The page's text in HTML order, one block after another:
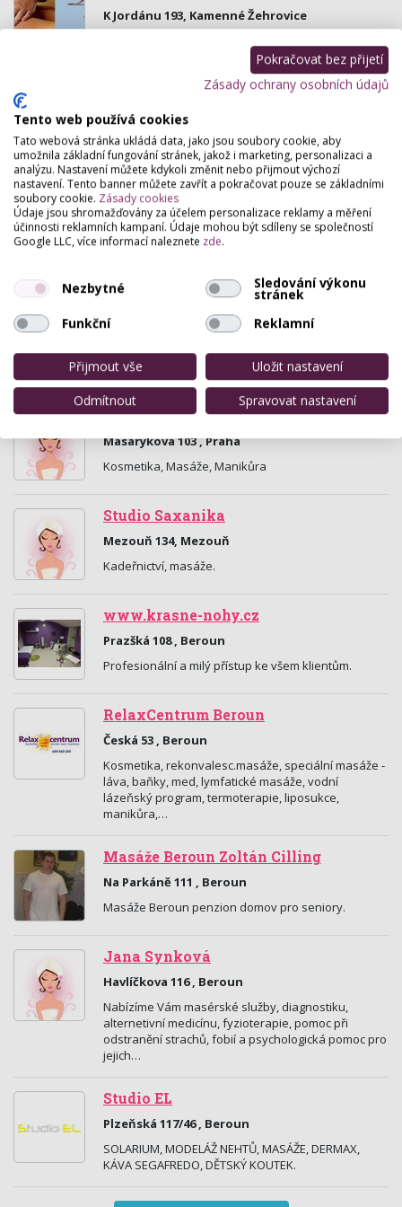
K Jordánu 193, Kamenné Žehrovice
čínské medicíny - TČM. Též masážní procedury:
relaxační, regenerační, detoxikační a jiné se dozvíte
Studio Styll Tuchlovice
Karlovarská 32 , Tuchlovice
KOSMETIKA - LÍČENÍ - SHELLAC -DEPILACE - OŠETŘENÍ
GALVANICKOU ŽEHLIČKOU-MASÁŽE - BYLINKY -
TVAROVÁNÍ POSTAVY - PRODEJ KOSMETIKY-
PEDIKURA - MOKRÁ …
Glam L studio Lucie Trnková
Havlíčkovo Náměstí 948, Praha
Studio krásy a zdraví nabízí: kadeřnictví,
kosmetika, esteticke dermatologie, vyplne vrasek,
botox,…
Salón Iva
Masarykova 103 , Praha
Kosmetika, Masáže, Manikůra
Studio Saxanika
Mezouň 134, Mezouň
Kadeřnictví, masáže.
www.krasne-nohy.cz
Prazšká 108 , Beroun
Profesionální a milý přístup ke všem klientům.
RelaxCentrum Beroun
Česká 53 , Beroun
Kosmetika, rekonvalesc.masáže, speciální masáže -
láva, baňky, med, lymfatické masáže, vodní
lázeňský program, termoterapie, liposukce,
manikůra,…
Masáže Beroun Zoltán Cilling
Na Parkáně 111 , Beroun
Masáže Beroun penzion domov pro seniory.
Jana Synková
Havlíčkova 116 , Beroun
Nabízíme Vám masérské služby, diagnostiku,
alternetivní medicínu, fyzioterapie, pomoc při
odstranění strachů, fobií a psychologická pomoc pro
jejich…
Studio EL
Plzeňská 117/46 , Beroun
SOLARIUM, MODELÁŽ NEHTŮ, MASÁŽE, DERMAX,
KÁVA SEGAFREDO, DĚTSKÝ KOUTEK.
Pokračovat bez přijetí
Zásady ochrany osobních údajů
Tento web používá cookies
Tato webová stránka ukládá data, jako jsou soubory cookie, aby
umožnila základní fungování stránek, jakož i marketing, personalizaci a
analýzu. Nastavení můžete kdykoli změnit nebo přijmout výchozí
nastavení. Tento banner můžete zavřít a pokračovat pouze se základními
soubory cookie. Zásady cookies
Údaje jsou shromažďovány za účelem personalizace reklamy a měření
účinnosti reklamních kampaní. Údaje mohou být sdíleny se společností
Google LLC, více informací naleznete zde.
Nezbytné Sledování výkonu
stránek
Funkční
Reklamní
Přijmout vše
Uložit nastavení
Odmítnout
Spravovat nastavení